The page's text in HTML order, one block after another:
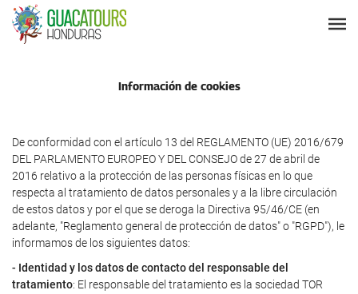
Información de cookies
De conformidad con el artículo 13 del REGLAMENTO (UE) 2016/679
DEL PARLAMENTO EUROPEO Y DEL CONSEJO de 27 de abril de
2016 relativo a la protección de las personas físicas en lo que
respecta al tratamiento de datos personales y a la libre circulación
de estos datos y por el que se deroga la Directiva 95/46/CE (en
adelante, "Reglamento general de protección de datos" o "RGPD"), le
informamos de los siguientes datos:
- Identidad y los datos de contacto del responsable del
tratamiento: El responsable del tratamiento es la sociedad TOR